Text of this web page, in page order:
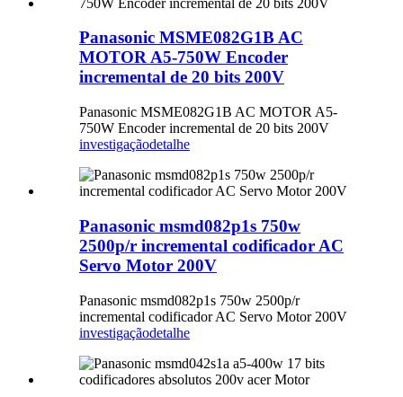
Panasonic MSME082G1B AC
MOTOR A5-750W Encoder
incremental de 20 bits 200V
Panasonic MSME082G1B AC MOTOR A5-
750W Encoder incremental de 20 bits 200V
investigaçãodetalhe
Panasonic msmd082p1s 750w
2500p/r incremental codificador AC
Servo Motor 200V
Panasonic msmd082p1s 750w 2500p/r
incremental codificador AC Servo Motor 200V
investigaçãodetalhe